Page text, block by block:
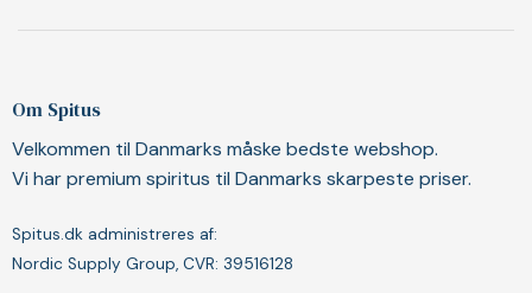
Om Spitus
Velkommen til Danmarks måske bedste webshop.
Vi har premium spiritus til Danmarks skarpeste priser.
Spitus.dk administreres af:
Nordic Supply Group, CVR: 39516128